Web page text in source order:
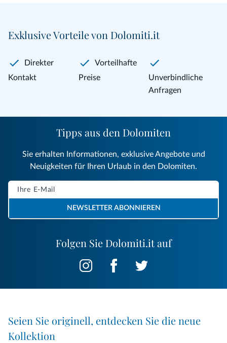
Exklusive Vorteile von Dolomiti.it
Direkter
Kontakt
Vorteilhafte
Preise
Unverbindliche
Anfragen
Folgen Sie Dolomiti.it auf
Tipps aus den Dolomiten
Sie erhalten Informationen, exklusive Angebote und
Neuigkeiten für Ihren Urlaub in den Dolomiten.
NEWSLETTER ABONNIEREN
Seien Sie originell, entdecken Sie die neue
Kollektion